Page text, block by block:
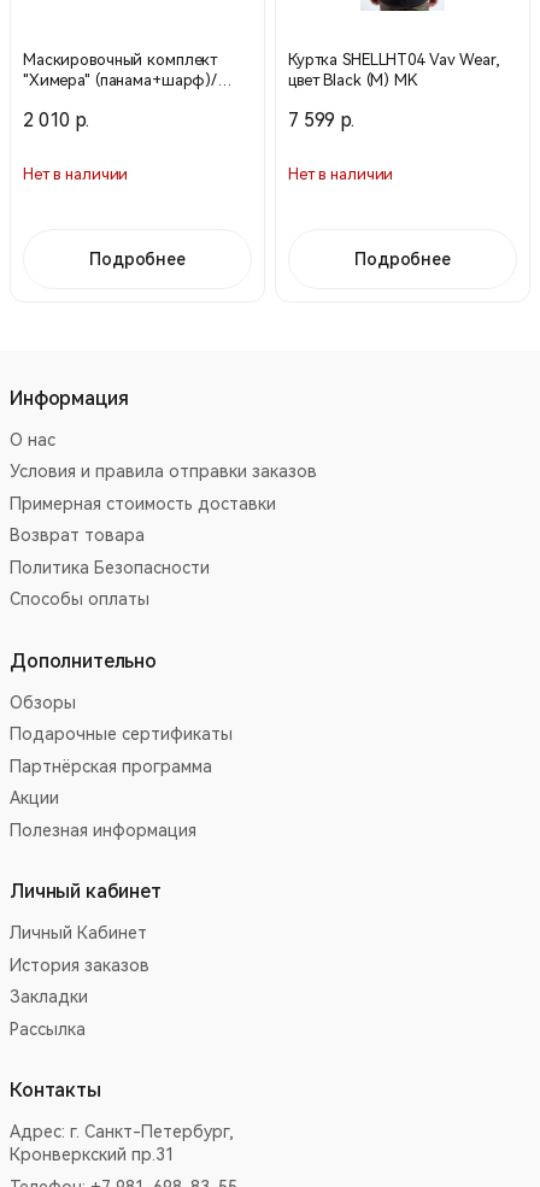
Маскировочный комплект
"Химера" (панама+шарф)/
(Stich Profi)
2 010 р.
Нет в наличии
Подробнее
Куртка SHELLHT04 Vav Wear,
цвет Black (M) MK
7 599 р.
Нет в наличии
Подробнее
Информация
О нас
Условия и правила отправки заказов
Примерная стоимость доставки
Возврат товара
Политика Безопасности
Способы оплаты
Дополнительно
Обзоры
Подарочные сертификаты
Партнёрская программа
Акции
Полезная информация
Личный кабинет
Личный Кабинет
История заказов
Закладки
Рассылка
Контакты
Адрес: г. Санкт-Петербург,
Кронверкский пр.31